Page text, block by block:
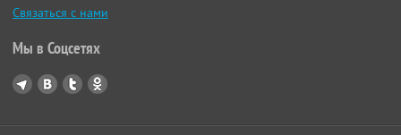
Связаться с нами
Мы в Соцсетях